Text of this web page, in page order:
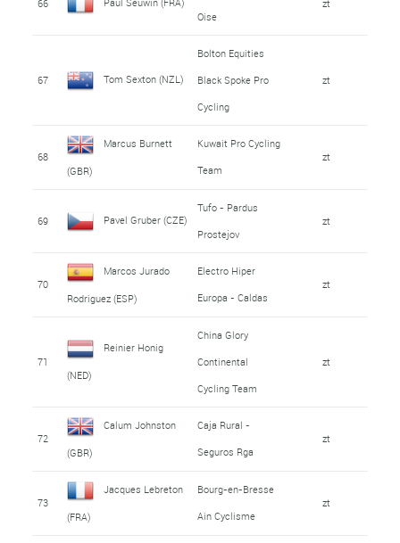
66
Oise
zt
67 Tom Sexton (NZL)
Bolton Equities
Black Spoke Pro
Cycling
zt
68
Marcus Burnett
(GBR)
Kuwait Pro Cycling
Team
zt
69 Pavel Gruber (CZE)
Tufo - Pardus
Prostejov
zt
70
Marcos Jurado
Rodriguez (ESP)
Electro Hiper
Europa - Caldas
zt
71
Reinier Honig
(NED)
China Glory
Continental
Cycling Team
zt
72
Calum Johnston
(GBR)
Caja Rural -
Seguros Rga
zt
73
Jacques Lebreton
(FRA)
Bourg-en-Bresse
Ain Cyclisme
zt